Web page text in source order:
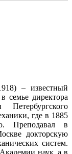
– известный
семье директора
где в 1885
Преподавал в
докторскую
систем.